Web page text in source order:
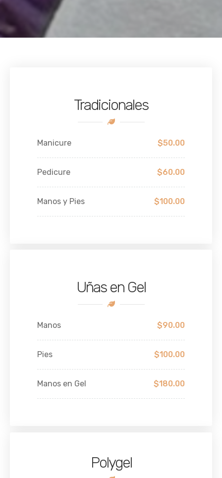
Tradicionales
Manicure $50.00
Pedicure $60.00
Manos y Pies $100.00
Uñas en Gel
Manos $90.00
Pies $100.00
Manos en Gel $180.00
Polygel